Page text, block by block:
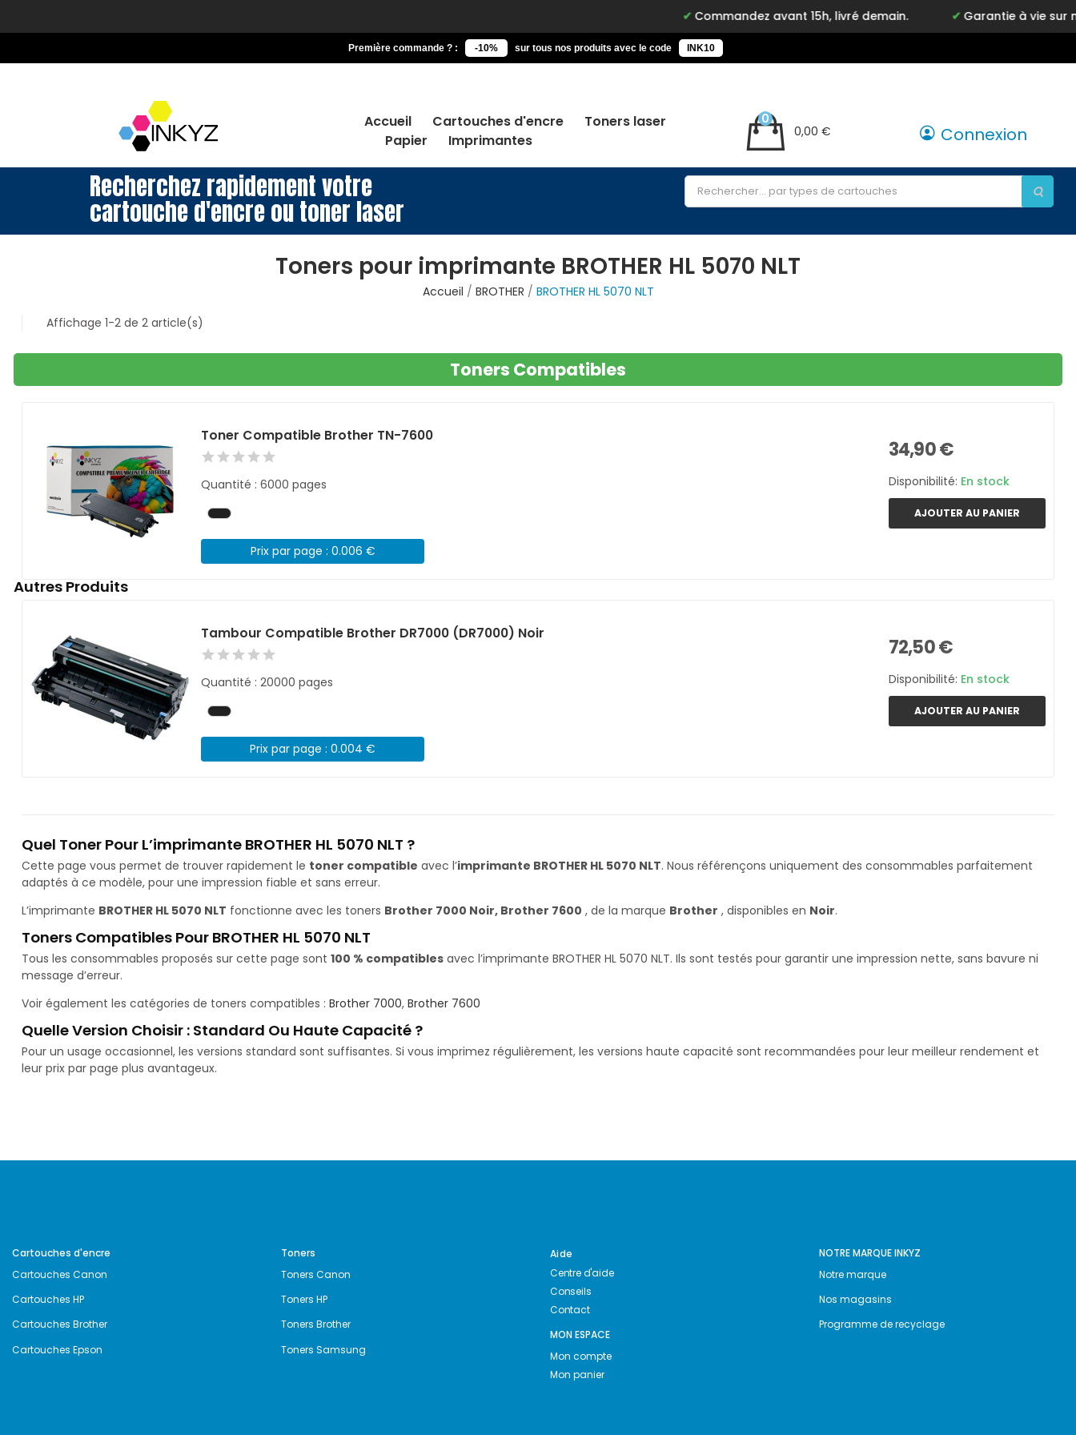
Commandez avant 15h, livré demain. Garantie à vie sur
Première commande ? : -10% sur tous nos produits avec le code INK10
Accueil Cartouches d'encre
Toners laser
Papier
Imprimantes
0,00 €
0
Connexion
Recherchez rapidement votre
cartouche d'encre ou toner laser
Toners pour imprimante BROTHER HL 5070 NLT
Accueil BROTHER
BROTHER HL 5070 NLT
Affichage 1-2 de 2 article(s)
Toners Compatibles
Toner Compatible Brother TN-7600
Quantité : 6000 pages
Prix par page : 0.006 €
34,90 €
Disponibilité: En stock
AJOUTER AU PANIER
Autres Produits
Tambour Compatible Brother DR7000 (DR7000) Noir
Quantité : 20000 pages
Prix par page : 0.004 €
72,50 €
Disponibilité: En stock
AJOUTER AU PANIER
Quel Toner Pour L’imprimante BROTHER HL 5070 NLT ?
Cette page vous permet de trouver rapidement le toner compatible avec l’imprimante BROTHER HL 5070 NLT. Nous référençons uniquement des consommables parfaitement
adaptés à ce modèle, pour une impression fiable et sans erreur.
L’imprimante BROTHER HL 5070 NLT fonctionne avec les toners Brother 7000 Noir, Brother 7600 , de la marque Brother , disponibles en Noir.
Toners Compatibles Pour BROTHER HL 5070 NLT
Tous les consommables proposés sur cette page sont 100 % compatibles avec l’imprimante BROTHER HL 5070 NLT. Ils sont testés pour garantir une impression nette, sans bavure ni
message d’erreur.
Voir également les catégories de toners compatibles : Brother 7000, Brother 7600
Quelle Version Choisir : Standard Ou Haute Capacité ?
Pour un usage occasionnel, les versions standard sont suffisantes. Si vous imprimez régulièrement, les versions haute capacité sont recommandées pour leur meilleur rendement et
leur prix par page plus avantageux.
Cartouches d'encre
Cartouches Canon
Cartouches HP
Cartouches Brother
Cartouches Epson
Toners
Toners Canon
Toners HP
Toners Brother
Toners Samsung
Aide
Centre d'aide
Conseils
Contact
MON ESPACE
Mon compte
Mon panier
NOTRE MARQUE INKYZ
Notre marque
Nos magasins
Programme de recyclage